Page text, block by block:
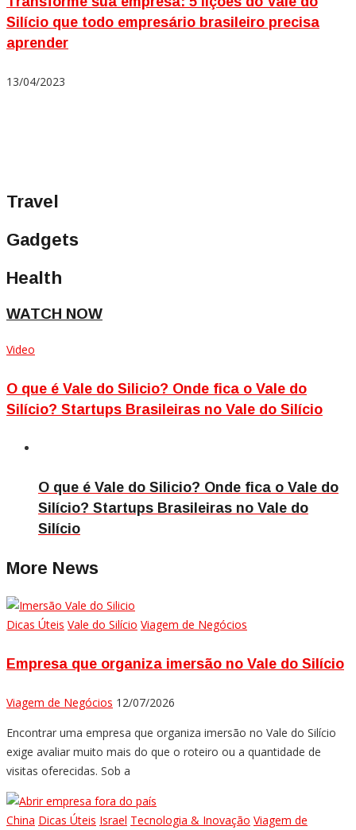
Silício que todo empresário brasileiro precisa
aprender
13/04/2023
Travel
Gadgets
Health
WATCH NOW
Video
O que é Vale do Silicio? Onde fica o Vale do
Silício? Startups Brasileiras no Vale do Silício
O que é Vale do Silicio? Onde fica o Vale do
Silício? Startups Brasileiras no Vale do
Silício
More News
Dicas Úteis Vale do Silício Viagem de Negócios
Empresa que organiza imersão no Vale do Silício
Viagem de Negócios 12/07/2026
Encontrar uma empresa que organiza imersão no Vale do Silício
exige avaliar muito mais do que o roteiro ou a quantidade de
visitas oferecidas. Sob a
China Dicas Úteis Israel Tecnologia & Inovação Viagem de